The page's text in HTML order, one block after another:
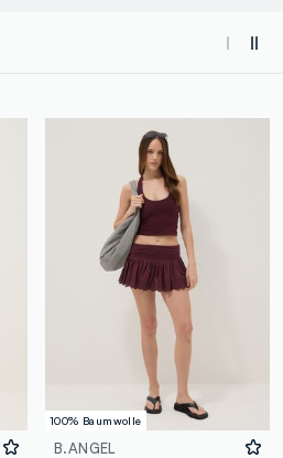
100% Baumwolle
B.ANGEL